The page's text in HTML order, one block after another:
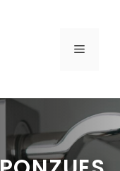
MENÚ